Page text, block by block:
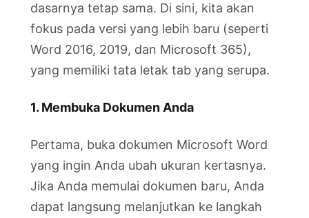
dasarnya tetap sama. Di sini, kita akan
fokus pada versi yang lebih baru (seperti
Word 2016, 2019, dan Microsoft 365),
yang memiliki tata letak tab yang serupa.
1. Membuka Dokumen Anda
Pertama, buka dokumen Microsoft Word
yang ingin Anda ubah ukuran kertasnya.
Jika Anda memulai dokumen baru, Anda
dapat langsung melanjutkan ke langkah